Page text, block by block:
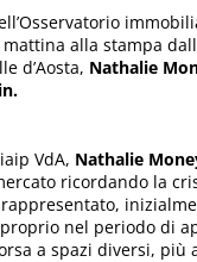
alla stampa
d’Aosta, Nathalie
VdA, Nathalie
ricordando la
nel periodo di
a spazi diversi, più